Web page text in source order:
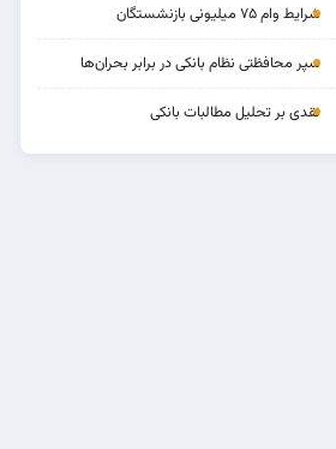
شرایط وام ۷۵ میلیونی بازنشستگان
سپر محافظتی نظام بانکی در برابر بحران‌ها
نقدی بر تحلیل مطالبات بانکی